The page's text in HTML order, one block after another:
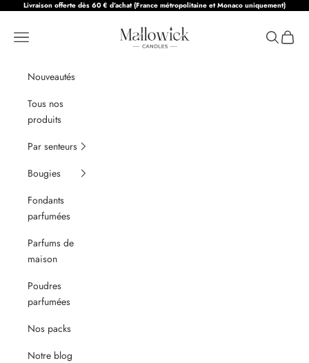
Passer au contenu
Livraison offerte dès 60 € d’achat (France métropolitaine et Monaco uniquement)
Mallowick Candles
Menu Recherche
Panier
Nouveautés
Tous nos
produits
Par senteurs
Bougies
Fondants
parfumées
Parfums de
maison
Poudres
parfumées
Nos packs
Notre blog